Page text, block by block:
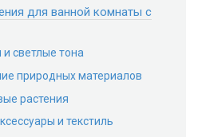
для ванной комнаты с
светлые тона
природных материалов
растения
и текстиль